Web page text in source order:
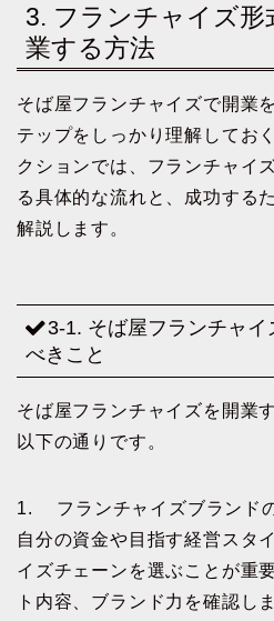
3. フランチャイズ形
業する方法
そば屋フランチャイズで開業
テップをしっかり理解してお
クションでは、フランチャイ
る具体的な流れと、成功する
解説します。
3-1. そば屋フランチャ
べきこと
そば屋フランチャイズを開業
以下の通りです。
1. フランチャイズブランド
自分の資金や目指す経営スタ
イズチェーンを選ぶことが重
ト内容、ブランド力を確認し